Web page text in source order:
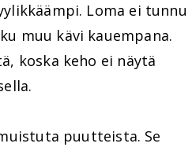
Loma ei tunnu
muu kävi kauempana.
koska keho ei näytä
puutteista. Se